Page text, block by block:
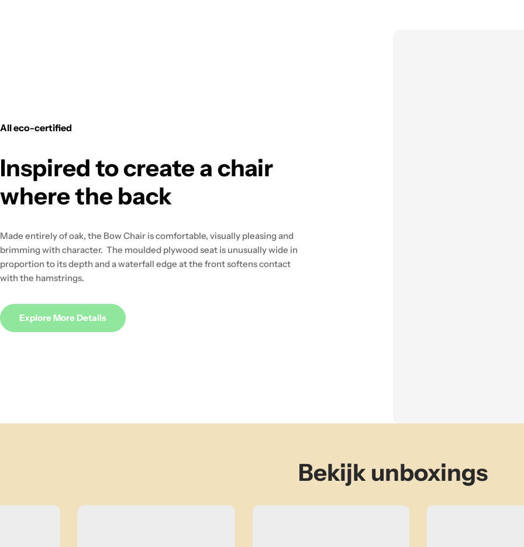
All eco-certified
Inspired to create a chair
where the back
Made entirely of oak, the Bow Chair is comfortable, visually pleasing and
brimming with character. The moulded plywood seat is unusually wide in
proportion to its depth and a waterfall edge at the front softens contact
with the hamstrings.
Explore More Details
Bekijk unboxings